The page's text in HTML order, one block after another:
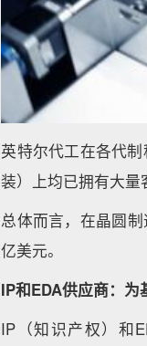
英特尔代工在各代
装）上均已拥有大量
总体而言，在晶圆
亿美元。
IP和EDA供应商：
IP（知识产权）和